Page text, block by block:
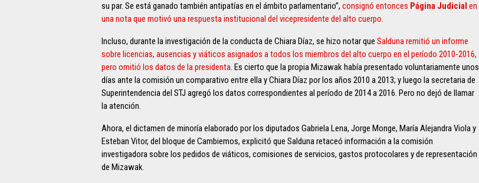
su par. Se está ganado también antipatías en el ámbito parlamentario”, consignó entonces Página Judicial en
una nota que motivó una respuesta institucional del vicepresidente del alto cuerpo.
Incluso, durante la investigación de la conducta de Chiara Díaz, se hizo notar que Salduna remitió un informe
sobre licencias, ausencias y viáticos asignados a todos los miembros del alto cuerpo en el período 2010-2016,
pero omitió los datos de la presidenta. Es cierto que la propia Mizawak había presentado voluntariamente unos
días ante la comisión un comparativo entre ella y Chiara Díaz por los años 2010 a 2013; y luego la secretaria de
Superintendencia del STJ agregó los datos correspondientes al período de 2014 a 2016. Pero no dejó de llamar
la atención.
Ahora, el dictamen de minoría elaborado por los diputados Gabriela Lena, Jorge Monge, María Alejandra Viola y
Esteban Vitor, del bloque de Cambiemos, explicitó que Salduna retaceó información a la comisión
investigadora sobre los pedidos de viáticos, comisiones de servicios, gastos protocolares y de representación
de Mizawak.